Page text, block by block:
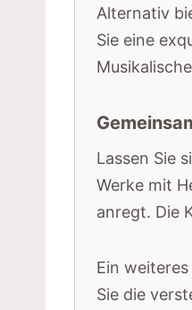
Alternativ
Sie eine
Lassen Sie
Werke mit
anregt. Die
Ein
Sie die